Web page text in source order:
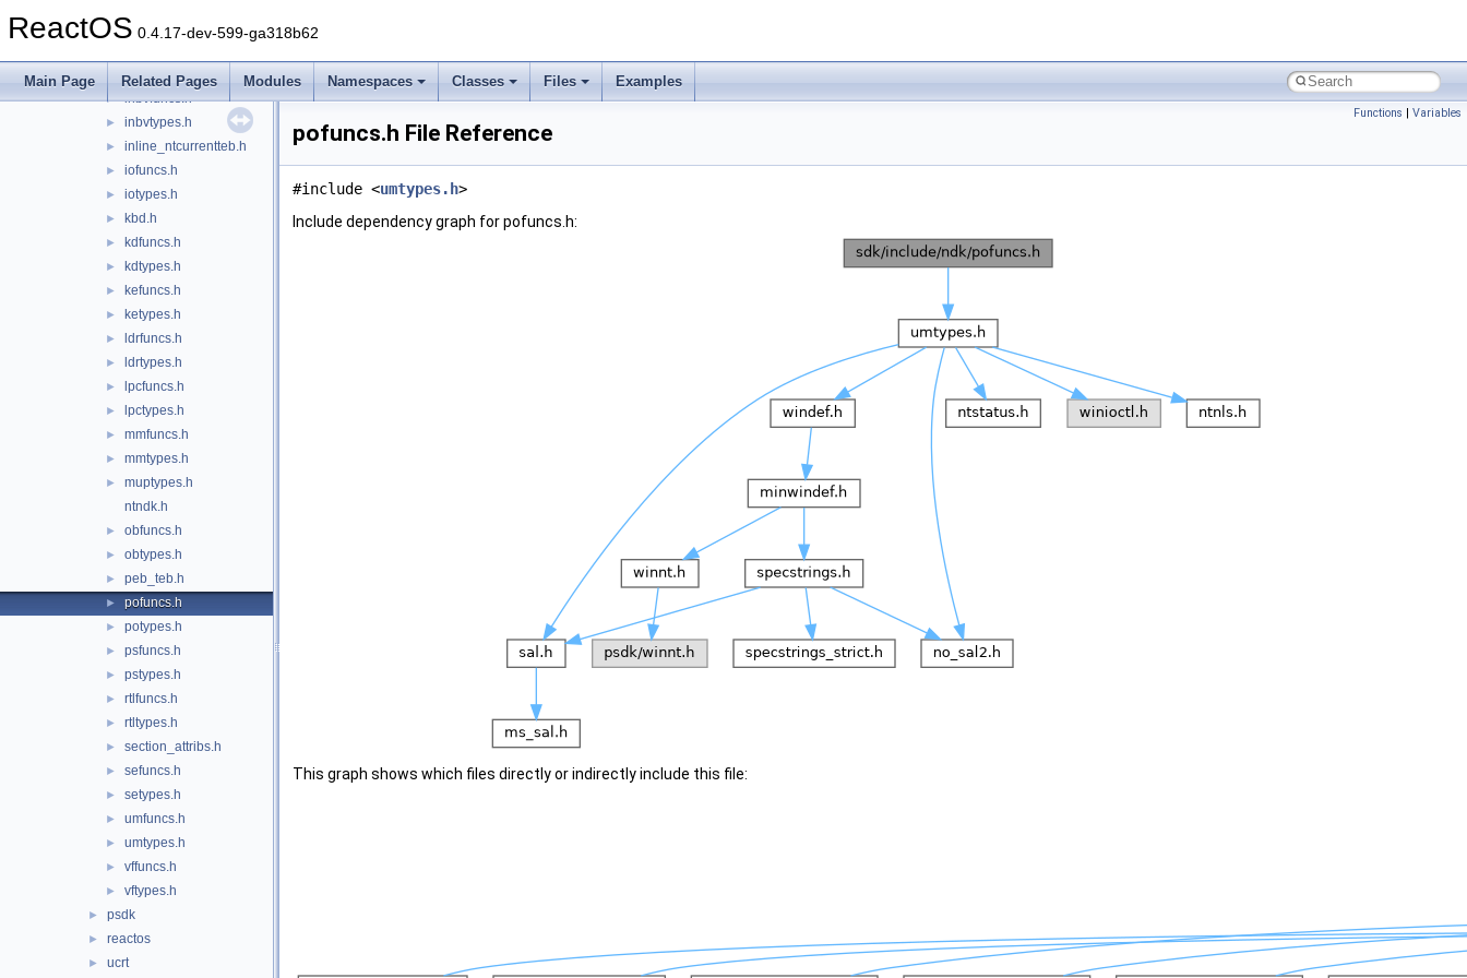
ReactOS 0.4.17-dev-599-ga318b62
Main Page Related Pages Modules Namespaces Classes Files Examples
► halfuncs.h
ifssupp.h
► inbvfuncs.h
► inbvtypes.h
► inline_ntcurrentteb.h
► iofuncs.h
► iotypes.h
► kbd.h
► kdfuncs.h
► kdtypes.h
► kefuncs.h
► ketypes.h
► ldrfuncs.h
► ldrtypes.h
► lpcfuncs.h
► lpctypes.h
► mmfuncs.h
► mmtypes.h
►
muptypes.h
ntndk.h
► obfuncs.h
► obtypes.h
► peb_teb.h
► pofuncs.h
► potypes.h
► psfuncs.h
► pstypes.h
► rtlfuncs.h
► rtltypes.h
► section_attribs.h
► sefuncs.h
► setypes.h
► umfuncs.h
► umtypes.h
► vffuncs.h
► vftypes.h
► psdk
► reactos
► ucrt
Functions | Variables
pofuncs.h File Reference
#include <umtypes.h>
Include dependency graph for pofuncs.h:
This graph shows which files directly or indirectly include this file: